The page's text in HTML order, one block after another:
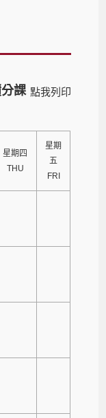
點我列印
課
星期四
THU
星期
五
FRI